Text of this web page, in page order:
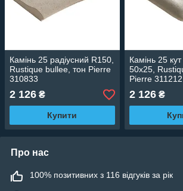
Камінь 25 радіусний R150,
Rustique bullee, тон Pierre
310833
2 126 ₴
Купити
Камінь 25
50х25,
Pierre 311212
2 126₴
Про нас
100% позитивних з 116 відгуків за рік